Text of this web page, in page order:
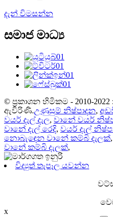
දැන් විමසන්න
සමාජ මාධ්‍ය
© ප්‍රකාශන හිමිකම - 2010-
ඇවිරිණි.උණුසුම් නිෂ්පාදන,
වයර් දැල් දැල, වානේ වයර්
වානේ දැල් රෙදි, වයර් දැල්
නොබැඳෙන වානේ කම්බි දැලක්,
වානේ කම්බි දැලක්,
විද්‍යුත් තැපෑල යවන්න
x